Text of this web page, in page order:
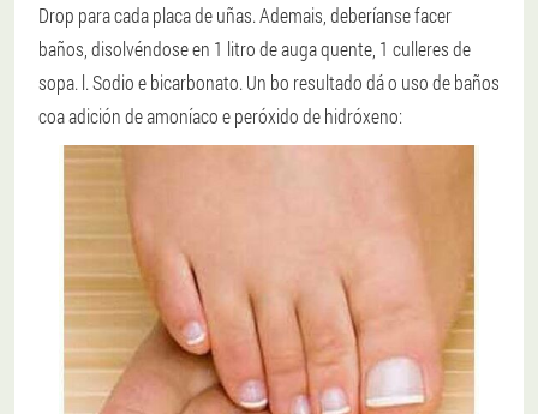
Drop para cada placa de uñas. Ademais, deberíanse facer
baños, disolvéndose en 1 litro de auga quente, 1 culleres de
sopa. l. Sodio e bicarbonato. Un bo resultado dá o uso de baños
coa adición de amoníaco e peróxido de hidróxeno: